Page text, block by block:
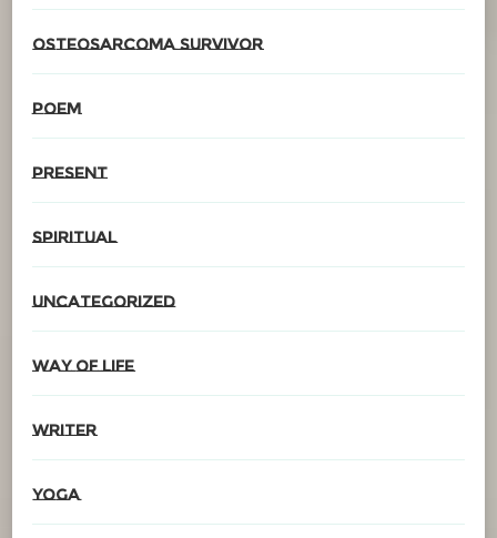
Osteosarcoma survivor
poem
present
spiritual
Uncategorized
Way of life
writer
YOGA